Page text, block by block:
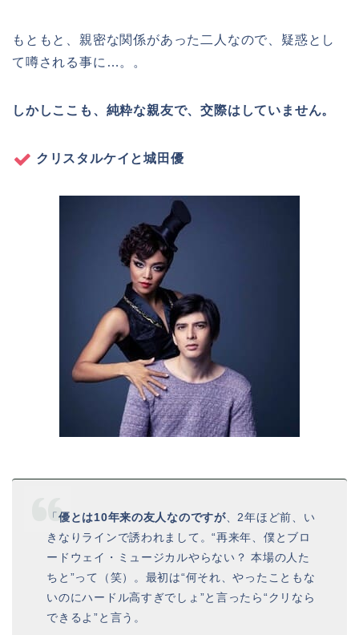
もともと、親密な関係があった二人なので、疑惑とし
て噂される事に…。。
しかしここも、純粋な親友で、交際はしていません。
クリスタルケイと城田優
「 優とは10年来の友人なのですが、2年ほど前、い
きなりラインで誘われまして。“再来年、僕とブロ
ードウェイ・ミュージカルやらない？ 本場の人た
ちと”って（笑）。最初は“何それ、やったこともな
いのにハードル高すぎでしょ”と言ったら“クリなら
できるよ”と言う。